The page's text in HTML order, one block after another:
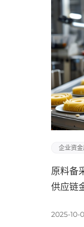
企业资
原料备
供应链
2025-10-